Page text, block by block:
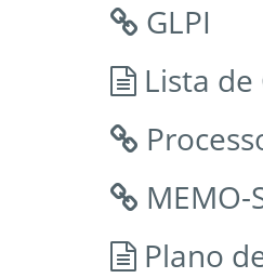
GLPI
Lista
Plano